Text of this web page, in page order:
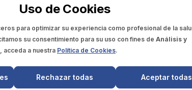
ENCUÉNTRANOS EN:
- Derechos reservados
COMUNICACIÓN CIENTÍFICA SC
de este sitio web es exclusivo para profesionales de
Uso de Cookies
para optimizar su experiencia como profesional de la
su consentimiento para su uso con fines de Análisis y
acceda a nuestra Política de Cookies.
Rechazar todas Aceptar todas